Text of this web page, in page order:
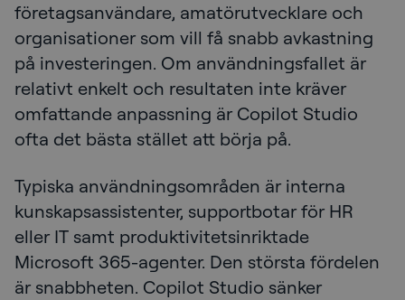
företagsanvändare, amatörutvecklare och
organisationer som vill få snabb avkastning
på investeringen. Om användningsfallet är
relativt enkelt och resultaten inte kräver
omfattande anpassning är Copilot Studio
ofta det bästa stället att börja på.
Typiska användningsområden är interna
kunskapsassistenter, supportbotar för HR
eller IT samt produktivitetsinriktade
Microsoft 365-agenter. Den största fördelen
är snabbheten. Copilot Studio sänker